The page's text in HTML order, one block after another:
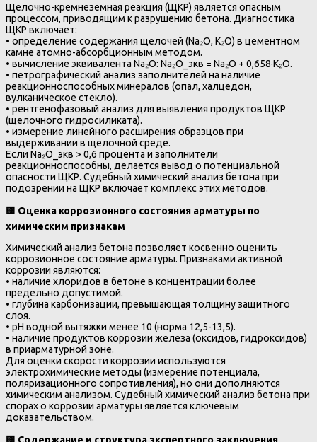
Щелочно-кремнеземная реакция (ЩКР) является опасным
процессом, приводящим к разрушению бетона. Диагностика
ЩКР включает:
• определение содержания щелочей (Na₂O, K₂O) в цементном
камне атомно-абсорбционным методом.
• вычисление эквивалента Na₂O: Na₂O_экв = Na₂O + 0,658·K₂O.
• петрографический анализ заполнителей на наличие
реакционноспособных минералов (опал, халцедон,
вулканическое стекло).
• рентгенофазовый анализ для выявления продуктов ЩКР
(щелочного гидросиликата).
• измерение линейного расширения образцов при
выдерживании в щелочной среде.
Если Na₂O_экв > 0,6 процента и заполнители
реакционноспособны, делается вывод о потенциальной
опасности ЩКР. Судебный химический анализ бетона при
подозрении на ЩКР включает комплекс этих методов.
🟨 Оценка коррозионного состояния арматуры по
химическим признакам
Химический анализ бетона позволяет косвенно оценить
коррозионное состояние арматуры. Признаками активной
коррозии являются:
• наличие хлоридов в бетоне в концентрации более
предельно допустимой.
• глубина карбонизации, превышающая толщину защитного
слоя.
• pH водной вытяжки менее 10 (норма 12,5-13,5).
• наличие продуктов коррозии железа (оксидов, гидроксидов)
в приарматурной зоне.
Для оценки скорости коррозии используются
электрохимические методы (измерение потенциала,
поляризационного сопротивления), но они дополняются
химическим анализом. Судебный химический анализ бетона при
спорах о коррозии арматуры является ключевым
доказательством.